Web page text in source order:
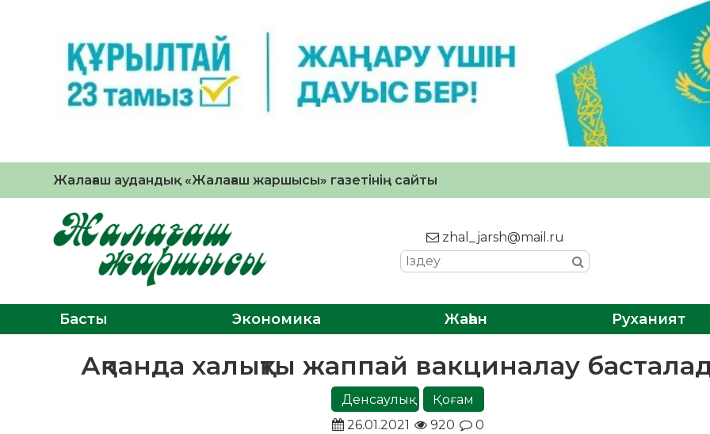
Жалағаш аудандық «Жалағаш жаршысы» газетінің сайты
zhal_jarsh@mail.ru
Басты Экономика Жаһан Руханият
Ақпанда халықты жаппай вакциналау
Денсаулық
Қоғам
26.01.2021
920 0